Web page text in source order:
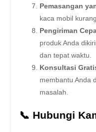
Pemasangan
kaca mobil
Pengiriman
produk Anda
dan tepat waktu.
Konsultasi
membantu Anda
masalah.
📞 Hubungi